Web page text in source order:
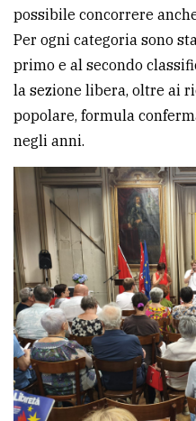
possibile concorrere
Per ogni categoria sono
primo e al secondo
la sezione libera, oltre ai
popolare, formula
negli anni.